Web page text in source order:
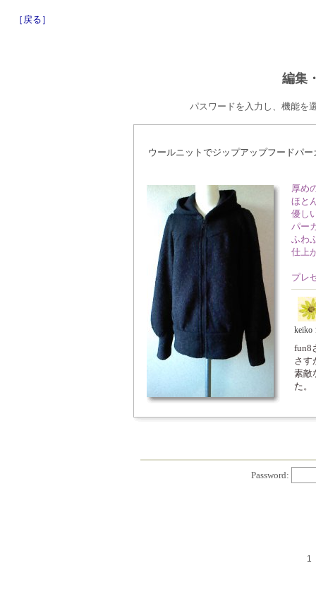
［戻る］
編集
パスワードを入力し、機能を
ウールニットでジップアップフードパー
厚め
ほと
優し
パー
ふわ
仕上
プレ
keiko
fun8
さす
素敵
た。
Password:
1